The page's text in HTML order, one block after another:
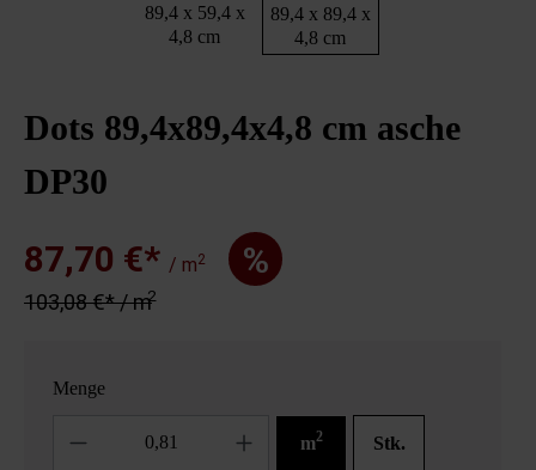
89,4 x 59,4 x
4,8 cm
89,4 x 89,4 x
4,8 cm
Dots 89,4x89,4x4,8 cm asche
DP30
87,70 €* / m2 %
103,08 €* / m2
Menge
m2 Stk.